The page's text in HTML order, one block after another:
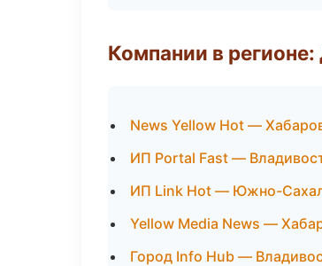
Компании в
News Yellow Hot —
ИП Portal Fast —
ИП Link Hot — Южно-
Yellow Media News —
Город Info Hub —